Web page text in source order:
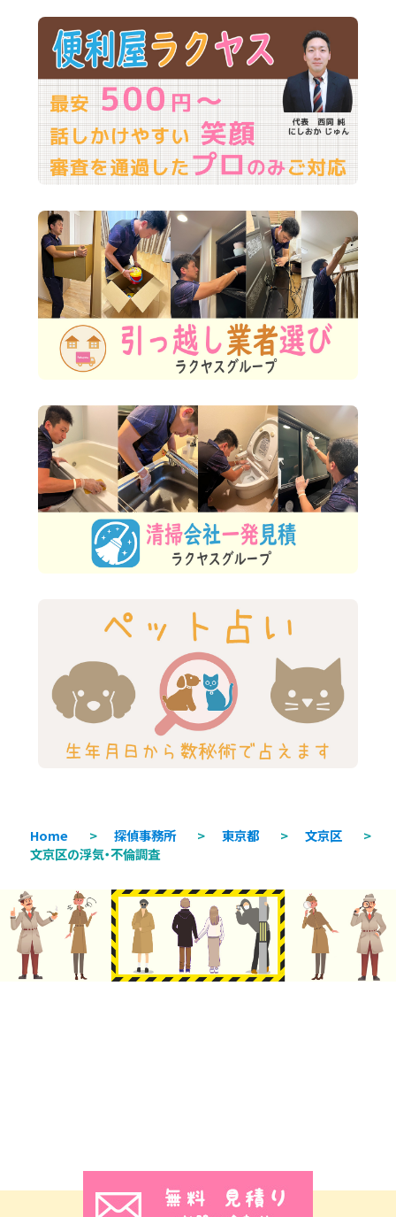
Home > 探偵事務所 > 東京都 > 文京区
>
文京区の浮気・不倫調査